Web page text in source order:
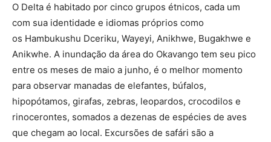
O Delta é habitado por cinco grupos étnicos, cada um
com sua identidade e idiomas próprios como
os Hambukushu Dceriku, Wayeyi, Anikhwe, Bugakhwe e
Anikwhe. A inundação da área do Okavango tem seu pico
entre os meses de maio a junho, é o melhor momento
para observar manadas de elefantes, búfalos,
hipopótamos, girafas, zebras, leopardos, crocodilos e
rinocerontes, somados a dezenas de espécies de aves
que chegam ao local. Excursões de safári são a